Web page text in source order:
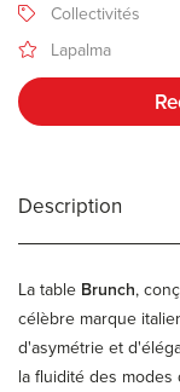
Collectivités
Lapalma
Description
La table Brunch,
célèbre marque
d'asymétrie et
la fluidité des